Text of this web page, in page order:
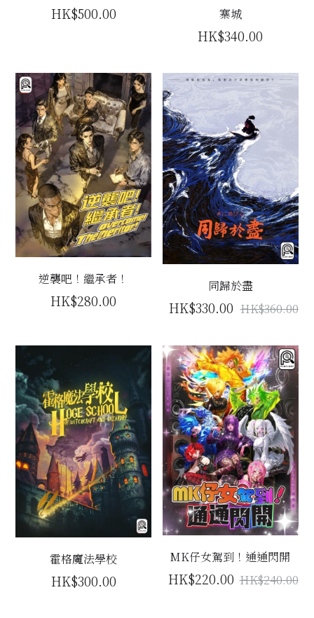
會員優惠
主持/劇本招募
到址及團建服務
傳媒報道
聯絡我們
Instagram
搜索
HK$500.00 寨城
HK$340.00
逆襲吧！繼承者！
HK$280.00
同歸於盡
HK$330.00 HK$360.00
霍格魔法學校
HK$300.00
MK仔女駕到！通通閃開
HK$220.00 HK$240.00